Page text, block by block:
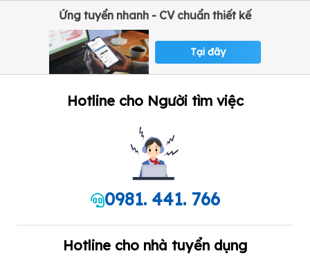
Ứng tuyển nhanh - CV chuẩn thiết kế
Tại đây
Hotline cho Người tìm việc
0981. 441. 766
Hotline cho nhà tuyển dụng